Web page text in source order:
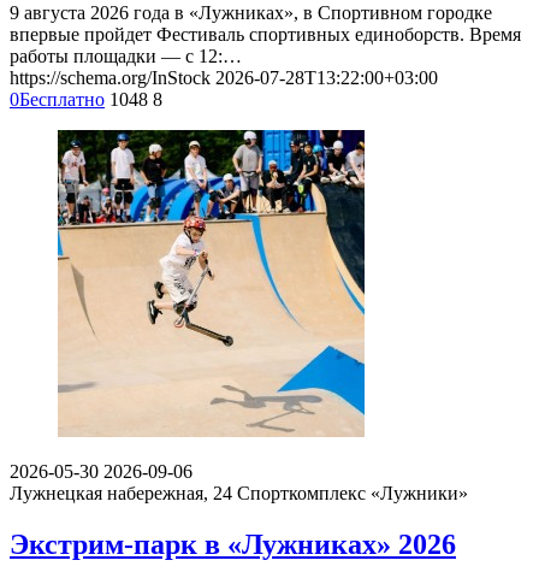
9 августа 2026 года в «Лужниках», в Спортивном городке
впервые пройдет Фестиваль спортивных единоборств. Время
работы площадки — с 12:…
https://schema.org/InStock 2026-07-28T13:22:00+03:00
0Бесплатно 1048 8
2026-05-30 2026-09-06
Лужнецкая набережная, 24 Спорткомплекс «Лужники»
Экстрим-парк в «Лужниках» 2026